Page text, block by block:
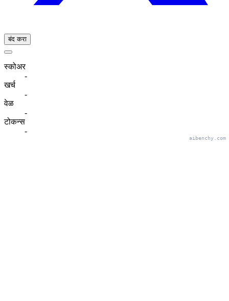
बंद करा
स्कोअर
-
खर्च
-
वेळ
-
टोकन्स
-